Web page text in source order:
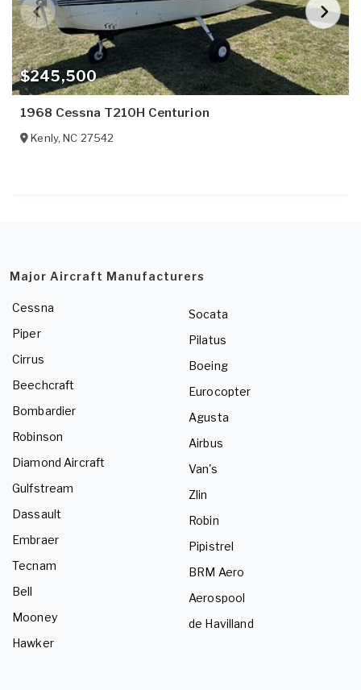
$245,500
1968 Cessna T210H Centurion
Kenly,NC 27542
Major Aircraft Manufacturers
Cessna
Piper
Cirrus
Beechcraft
Bombardier
Robinson
Diamond Aircraft
Gulfstream
Dassault
Embraer
Tecnam
Bell
Mooney
Hawker
Socata
Pilatus
Boeing
Eurocopter
Agusta
Airbus
Van's
Zlin
Robin
Pipistrel
BRM Aero
Aerospool
de Havilland